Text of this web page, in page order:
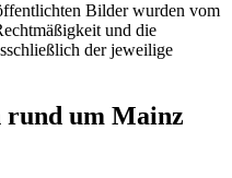
Bilder wurden vom
und die
der jeweilige
rund um Mainz